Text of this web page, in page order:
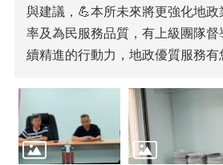
與建議，💪本所未來將更強化地政
率及為民服務品質，有上級團隊
續精進的行動力，地政優質服務有